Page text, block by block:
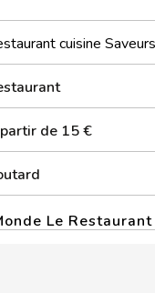
cuisine
de 15 €
Le Restaurant